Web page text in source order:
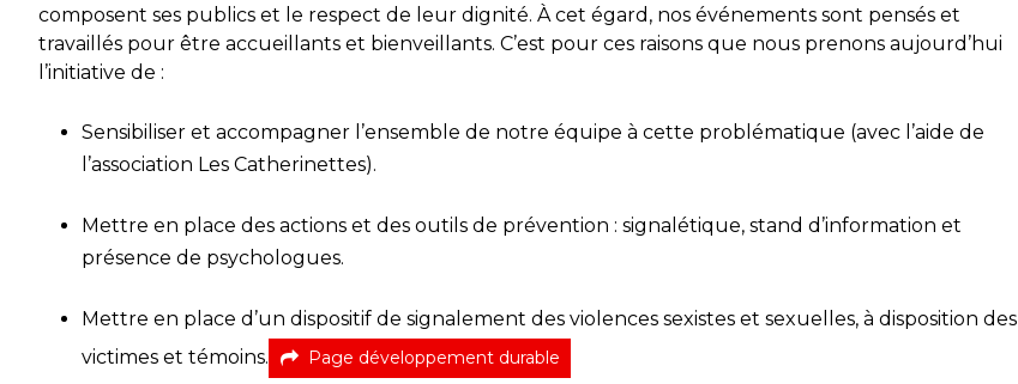
composent ses publics et le respect de leur dignité. À cet égard, nos événements sont pensés et
travaillés pour être accueillants et bienveillants. C’est pour ces raisons que nous prenons aujourd’hui
l’initiative de :
Sensibiliser et accompagner l’ensemble de notre équipe à cette problématique (avec l’aide de
l’association Les Catherinettes).
Mettre en place des actions et des outils de prévention : signalétique, stand d’information et
présence de psychologues.
Mettre en place d’un dispositif de signalement des violences sexistes et sexuelles, à disposition des
victimes et témoins.
Page développement durable